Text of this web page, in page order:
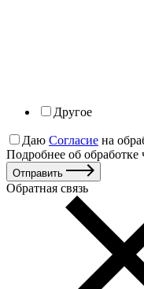
Другое
Даю Согласие на
Подробнее об обработке
Отправить
Обратная связь